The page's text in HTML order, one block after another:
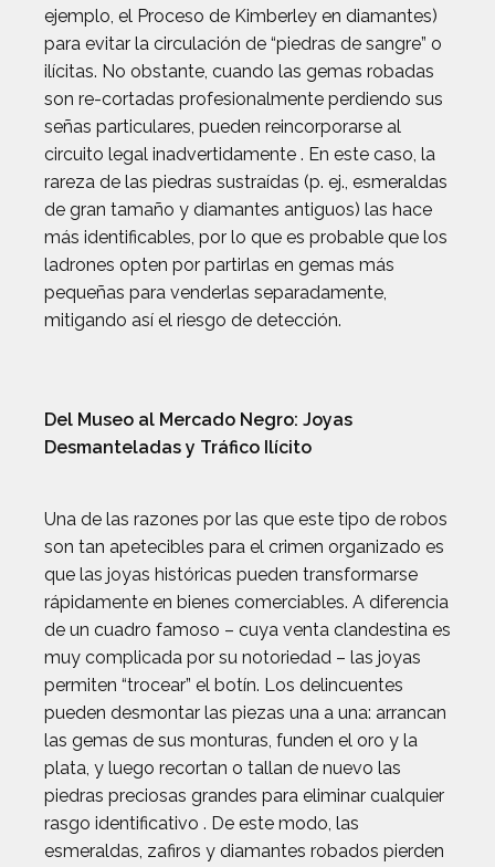
ejemplo, el Proceso de Kimberley en diamantes)
para evitar la circulación de “piedras de sangre” o
ilícitas. No obstante, cuando las gemas robadas
son re-cortadas profesionalmente perdiendo sus
señas particulares, pueden reincorporarse al
circuito legal inadvertidamente . En este caso, la
rareza de las piedras sustraídas (p. ej., esmeraldas
de gran tamaño y diamantes antiguos) las hace
más identificables, por lo que es probable que los
ladrones opten por partirlas en gemas más
pequeñas para venderlas separadamente,
mitigando así el riesgo de detección.
Del Museo al Mercado Negro: Joyas
Desmanteladas y Tráfico Ilícito
Una de las razones por las que este tipo de robos
son tan apetecibles para el crimen organizado es
que las joyas históricas pueden transformarse
rápidamente en bienes comerciables. A diferencia
de un cuadro famoso – cuya venta clandestina es
muy complicada por su notoriedad – las joyas
permiten “trocear” el botín. Los delincuentes
pueden desmontar las piezas una a una: arrancan
las gemas de sus monturas, funden el oro y la
plata, y luego recortan o tallan de nuevo las
piedras preciosas grandes para eliminar cualquier
rasgo identificativo . De este modo, las
esmeraldas, zafiros y diamantes robados pierden